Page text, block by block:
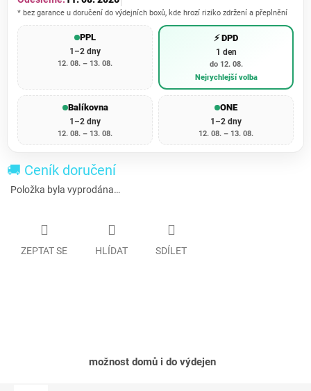
* bez garance u doručení do výdejních boxů, kde hrozí riziko zdržení a přeplnění
PPL
1–2 dny
12. 08. – 13. 08.
⚡ DPD
1 den
do 12. 08.
Nejrychlejší volba
Balíkovna
1–2 dny
12. 08. – 13. 08.
ONE
1–2 dny
12. 08. – 13. 08.
🚚 Ceník doručení
Položka byla vyprodána…
ZEPTAT SE HLÍDAT SDÍLET
možnost domů i do výdejen